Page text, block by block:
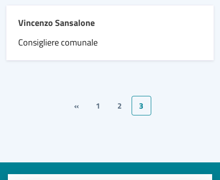
Vincenzo Sansalone
Consigliere comunale
« 1 2 3